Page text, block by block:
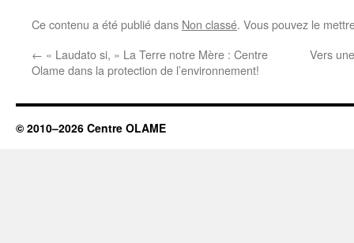
Ce contenu a été publié dans Non classé. Vous pouvez le
← « Laudato si, » La Terre notre Mère : Centre
Olame dans la protection de l’environnement!
Vers
© 2010–2026 Centre OLAME